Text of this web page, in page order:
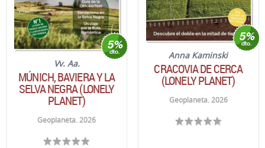
Vv. Aa.
MÚNICH, BAVIERA Y LA
SELVA NEGRA (LONELY
PLANET)
Geoplaneta. 2026
Anna Kaminski
CRACOVIA DE CERCA
(LONELY PLANET)
Geoplaneta. 2026